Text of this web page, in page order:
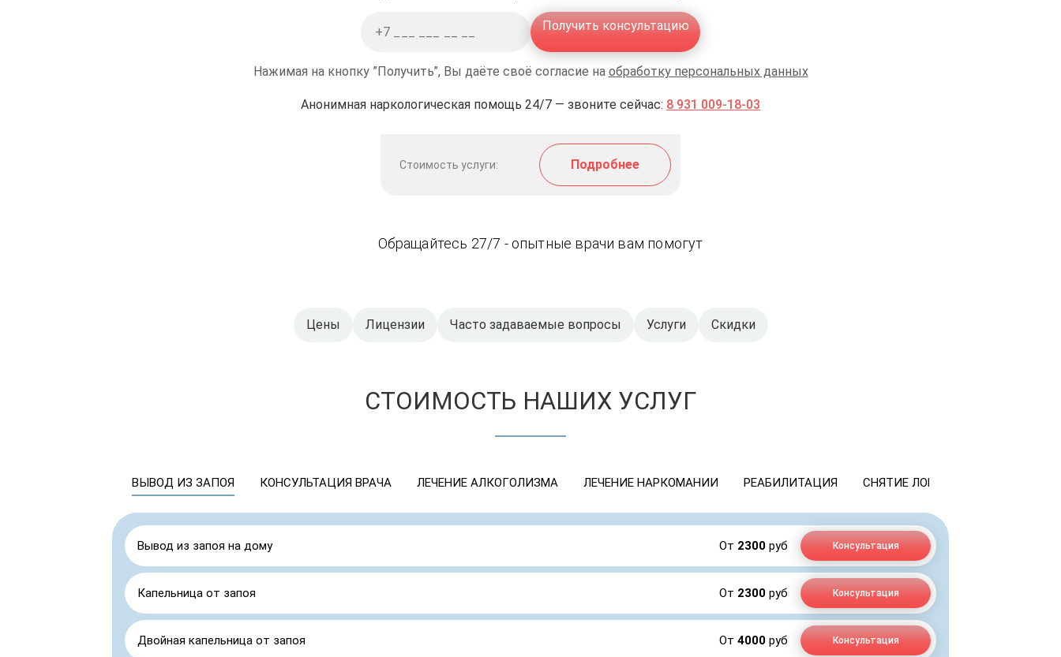
Получить консультацию
Нажимая на кнопку ”Получить”, Вы даёте своё согласие на обработку персональных данных
Анонимная наркологическая помощь 24/7 — звоните сейчас: 8 931 009-18-03
Стоимость услуги: Подробнее
Обращайтесь 27/7 - опытные врачи вам помогут
Цены Лицензии Часто задаваемые вопросы Услуги Скидки
СТОИМОСТЬ НАШИХ УСЛУГ
ВЫВОД ИЗ ЗАПОЯ КОНСУЛЬТАЦИЯ ВРАЧА ЛЕЧЕНИЕ АЛКОГОЛИЗМА ЛЕЧЕНИЕ НАРКОМАНИИ РЕАБИЛИТАЦИЯ СНЯТИЕ ЛОМКИ
Вывод из запоя на дому От 2300 руб Консультация
Капельница от запоя От 2300 руб Консультация
Двойная капельница от запоя От 4000 руб Консультация